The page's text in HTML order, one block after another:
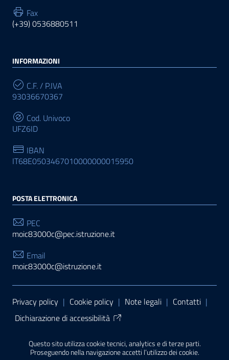
Questo sito utilizza cookie tecnici, analytics e di terze parti.
Proseguendo nella navigazione accetti l’utilizzo dei cookie.
Fax
(+39) 0536880511
INFORMAZIONI
C.F. / P.IVA
93036670367
Cod. Univoco
UFZ6ID
IBAN
IT68E0503467010000000015950
POSTA ELETTRONICA
PEC
moic83000c@pec.istruzione.it
Email
moic83000c@istruzione.it
Sezione Link Utili
Privacy policy | Cookie policy | Note legali | Contatti |
Dichiarazione di accessibilità
PA di AgID
| Realizzato con WordPress da